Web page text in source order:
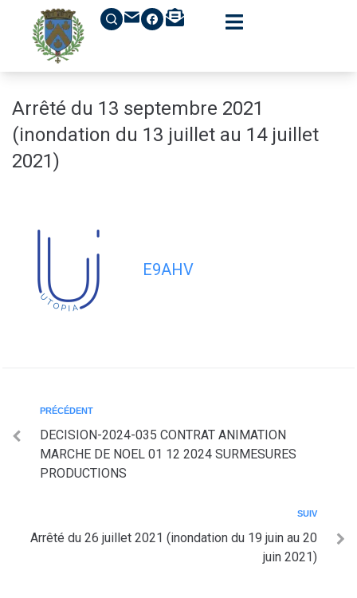
principal
Arrêté du 13 septembre 2021
(inondation du 13 juillet au 14 juillet
2021)
E9AHV
PRÉCÉDENT
DECISION-2024-035 CONTRAT ANIMATION
MARCHE DE NOEL 01 12 2024 SURMESURES
PRODUCTIONS
SUIV
Arrêté du 26 juillet 2021 (inondation du 19 juin au 20
juin 2021)